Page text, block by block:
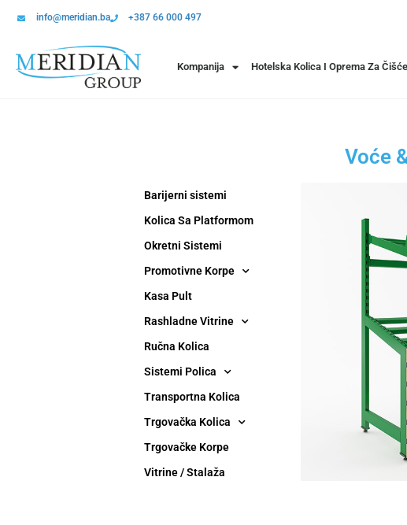
info@meridian.ba +387 66 000 497
Kompanija Hotelska Kolica I Oprema Za
Voće
Barijerni sistemi
Kolica Sa Platformom
Okretni Sistemi
Promotivne Korpe
Kasa Pult
Rashladne Vitrine
Ručna Kolica
Sistemi Polica
Transportna Kolica
Trgovačka Kolica
Trgovačke Korpe
Vitrine / Stalaža